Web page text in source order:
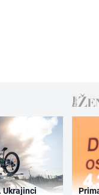
Ukrajinci